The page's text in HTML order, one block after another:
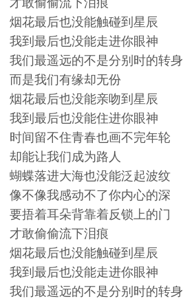
烟花最后也没能触碰到星辰
我到最后也没能走进你眼神
我们最遥远的不是分别时的转身
而是我们有缘却无份
烟花最后也没能亲吻到星辰
我到最后也没能住进你眼神
时间留不住青春也画不完年轮
却能让我们成为路人
蝴蝶落进大海也没能泛起波纹
像不像我感动不了你内心的深
要捂着耳朵背靠着反锁上的门
才敢偷偷流下泪痕
烟花最后也没能触碰到星辰
我到最后也没能走进你眼神
我们最遥远的不是分别时的转身